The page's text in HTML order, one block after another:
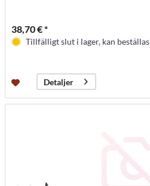
38,70 € *
Tillfälligt slut i lager, kan beställas
Detaljer